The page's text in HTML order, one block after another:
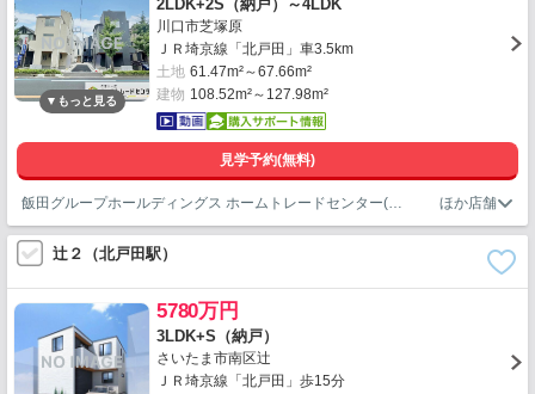
2LDK+2S（納戸）～4LDK
川口市芝塚原
ＪＲ埼京線「北戸田」車3.5km
土地 61.47m²～67.66m²
建物 108.52m²～127.98m²
見学予約(無料)
飯田グループホールディングス ホームトレードセンター(株)浦和営業所
辻２（北戸田駅）
5780万円
3LDK+S（納戸）
さいたま市南区辻
ＪＲ埼京線「北戸田」歩15分